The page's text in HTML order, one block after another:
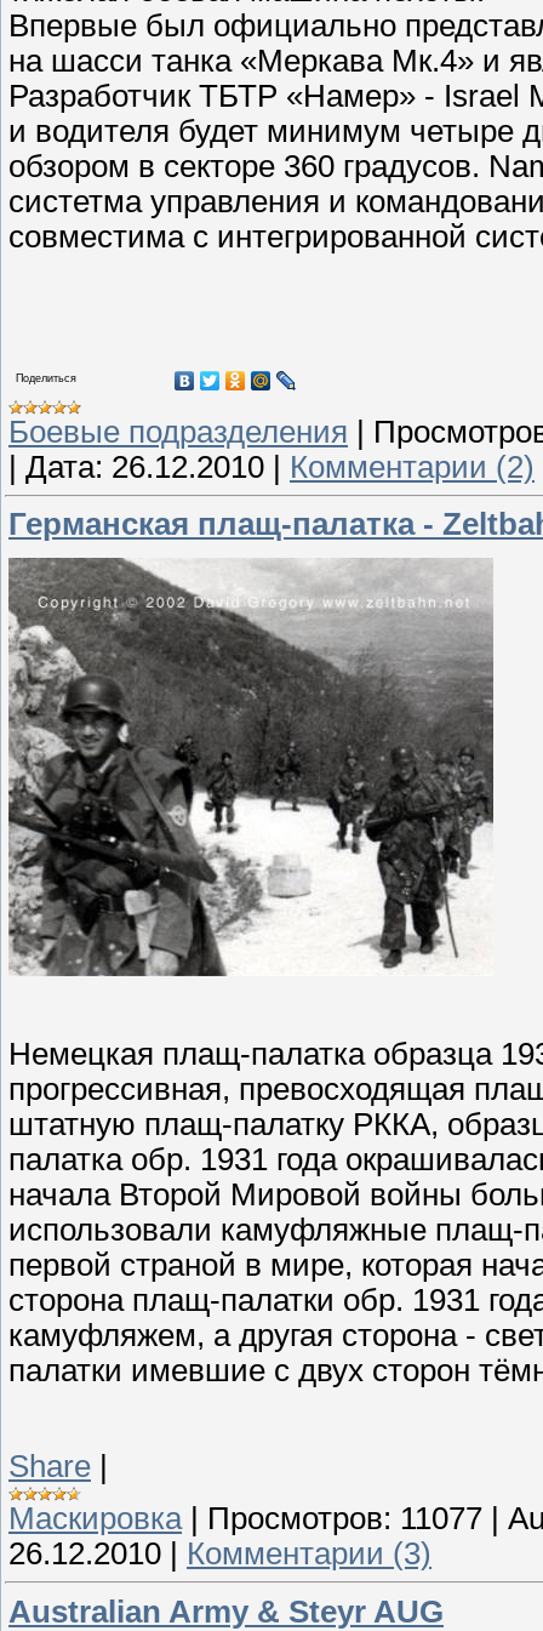
Впервые был официально
на шасси танка «Меркава Мк.4» и
Разработчик ТБТР «Намер» - Israel
и водителя будет минимум четыре
обзором в секторе 360 градусов.
систетма управления и
совместима с интегрированной
Поделиться
Боевые подразделения |
| Дата: 26.12.2010 | Комментарии (2)
Германская плащ-палатка -
Немецкая плащ-палатка образца
прогрессивная, превосходящая
штатную плащ-палатку РККА,
палатка обр. 1931 года
начала Второй Мировой войны
использовали камуфляжные плащ-
первой страной в мире, которая
сторона плащ-палатки обр. 1931
камуфляжем, а другая сторона -
палатки имевшие с двух сторон
Share
Маскировка| Просмотров: 11077
26.12.2010
Комментарии (3)
Australian Army & Steyr AUG